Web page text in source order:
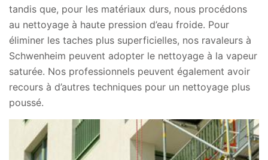
tandis que, pour les matériaux durs, nous procédons
au nettoyage à haute pression d’eau froide. Pour
éliminer les taches plus superficielles, nos ravaleurs à
Schwenheim peuvent adopter le nettoyage à la vapeur
saturée. Nos professionnels peuvent également avoir
recours à d’autres techniques pour un nettoyage plus
poussé.